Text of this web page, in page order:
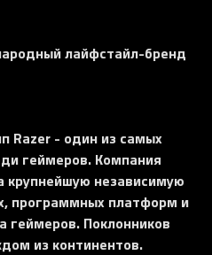
лайфстайл-бренд
Razer - один из самых
геймеров. Компания
крупнейшую независимую
программных платформ и
геймеров. Поклонников
из континентов.